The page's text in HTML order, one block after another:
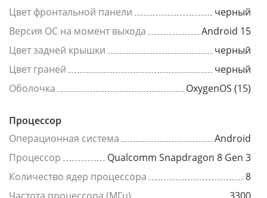
Цвет фронтальной панели
черный
Версия ОС на момент выхода
Android 15
Цвет задней крышки
черный
Цвет граней
черный
Оболочка
OxygenOS (15)
Процессор
Операционная система
Android
Процессор
Qualcomm Snapdragon 8 Gen 3
Количество ядер процессора
8